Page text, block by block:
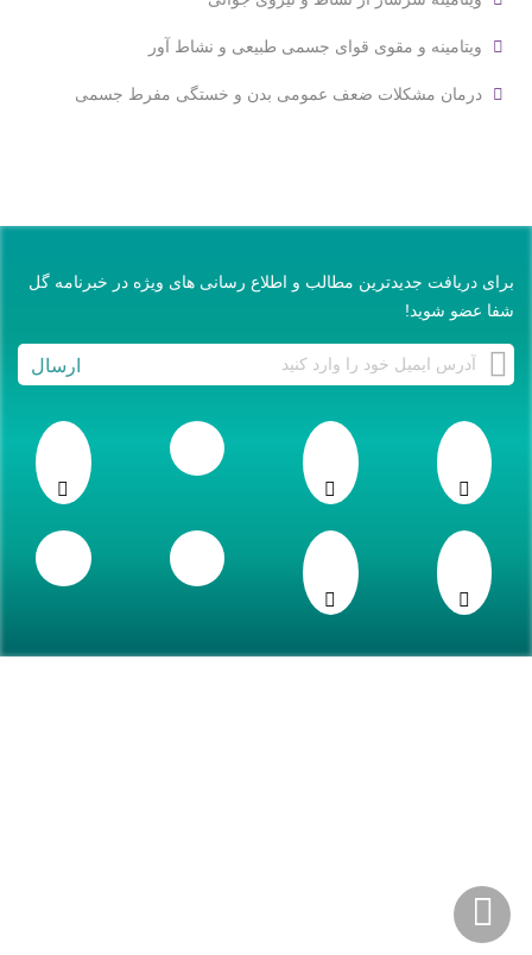
ویتامینه و مقوی قوای جسمی طبیعی و نشاط آور
درمان مشکلات ضعف عمومی بدن و خستگی مفرط جسمی
برای دریافت جدیدترین مطالب و اطلاع‌ رسانی ‌های ویژه در خبرنامه گل
شفا عضو شوید!